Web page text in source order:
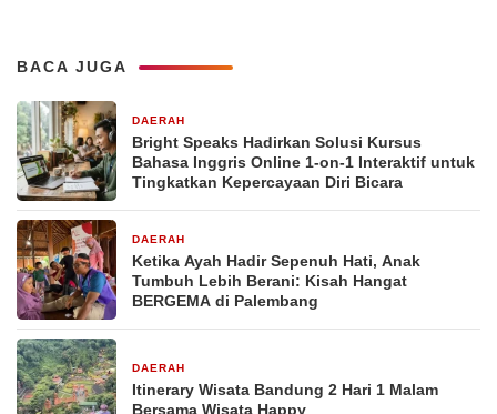
BACA JUGA
DAERAH
Bright Speaks Hadirkan Solusi Kursus
Bahasa Inggris Online 1-on-1 Interaktif untuk
Tingkatkan Kepercayaan Diri Bicara
DAERAH
Ketika Ayah Hadir Sepenuh Hati, Anak
Tumbuh Lebih Berani: Kisah Hangat
BERGEMA di Palembang
DAERAH
Itinerary Wisata Bandung 2 Hari 1 Malam
Bersama Wisata Happy